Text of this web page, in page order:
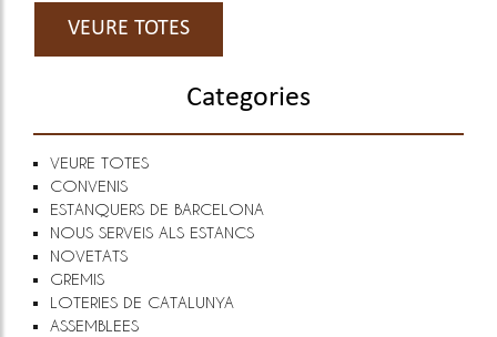
VEURE TOTES
Categories
VEURE TOTES
CONVENIS
ESTANQUERS DE BARCELONA
NOUS SERVEIS ALS ESTANCS
NOVETATS
GREMIS
LOTERIES DE CATALUNYA
ASSEMBLEES